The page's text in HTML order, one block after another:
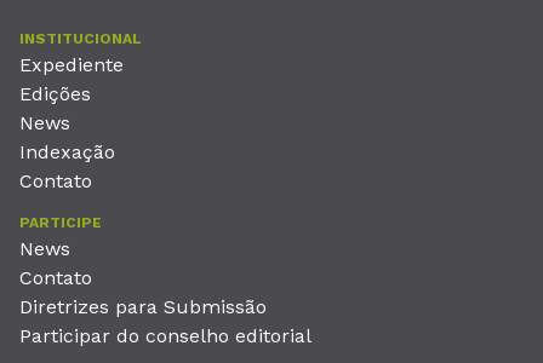
INSTITUCIONAL
Expediente
Edições
News
Indexação
Contato
PARTICIPE
News
Contato
Diretrizes para Submissão
Participar do conselho editorial